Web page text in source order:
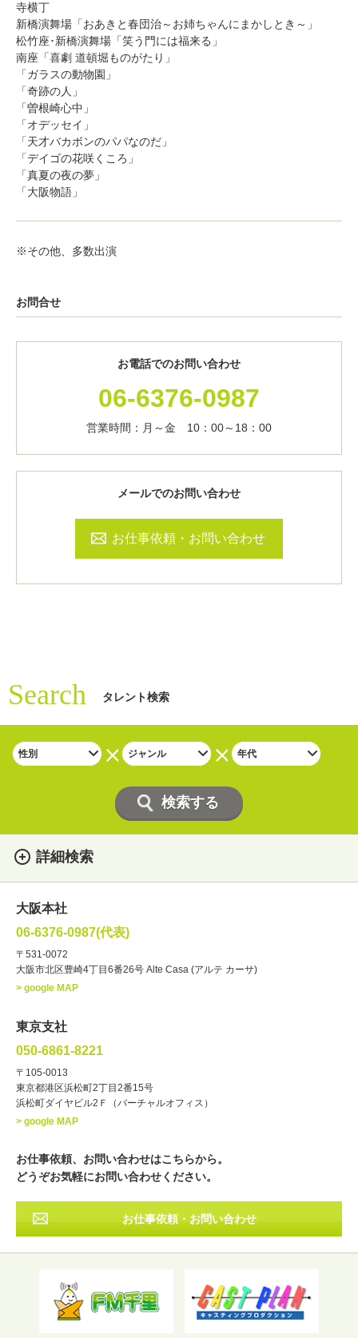
寺横丁
新橋演舞場「おあきと春団治～お姉ちゃんにまかしとき～」
松竹座･新橋演舞場「笑う門には福来る」
南座「喜劇 道頓堀ものがたり」
「ガラスの動物園」
「奇跡の人」
「曽根崎心中」
「オデッセイ」
「天才バカボンのパパなのだ」
「デイゴの花咲くころ」
「真夏の夜の夢」
「大阪物語」
※その他、多数出演
お問合せ
お電話でのお問い合わせ
06-6376-0987
営業時間：月～金 10：00～18：00
メールでのお問い合わせ
お仕事依頼・お問い合わせ
Search タレント検索
詳細検索
・性別
・ジャンル
ナレーター レポーター
・年齢
・出身地 北海道 東北
その他
フリーワード検索
大阪本社
06-6376-0987(代表)
〒531-0072
大阪市北区豊崎4丁目6番26号 Alte Casa (アルテ カーサ)
> google MAP
東京支社
050-6861-8221
〒105-0013
東京都港区浜松町2丁目2番15号
浜松町ダイヤビル2Ｆ（バーチャルオフィス）
> google MAP
お仕事依頼、お問い合わせはこちらから。
どうぞお気軽にお問い合わせください。
お仕事依頼・お問い合わせ